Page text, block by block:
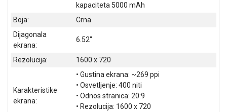
NAVIGACIJE
VIDEO
SIGURNOSNA
SOFTWARE
kapaciteta 5000 mAh
Boja:
Crna
Dijagonala
ekrana:
6.52"
Rezolucija: 1600 x 720
Karakteristike
ekrana:
• Gustina ekrana: ~269 ppi
• Osvetljenje: 400 niti
• Odnos stranica: 20:9
• Rezolucija: 1600 x 720